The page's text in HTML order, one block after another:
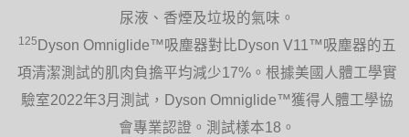
尿液、香煙及垃圾的氣味。
125 Dyson Omniglide™吸塵器對比Dyson V11™吸塵器的五
項清潔測試的肌肉負擔平均減少17%。根據美國人體工學實
驗室2022年3月測試，Dyson Omniglide™獲得人體工學協
會專業認證。測試樣本18。